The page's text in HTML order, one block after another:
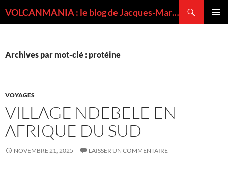
VOLCANMANIA : le blog de Jacques-Marie BARDINTZEFF, volcanologue
Archives par mot-clé : protéine
VOYAGES
VILLAGE NDEBELE EN
AFRIQUE DU SUD
NOVEMBRE 21, 2025 LAISSER UN COMMENTAIRE